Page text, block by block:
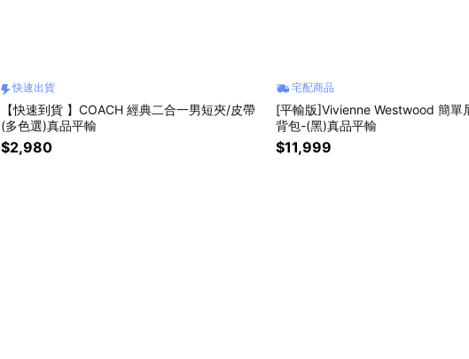
快速出貨
【快速到貨 】COACH 經典二合一男短夾/皮帶
(多色選)真品平輸
$2,980
宅配商品
[平輸版]Vivienne Westwood 簡單
背包-(黑)真品平輸
$11,999